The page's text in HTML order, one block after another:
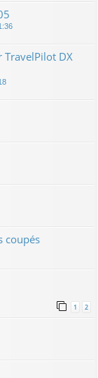
TravelPilot DX
coupés
1 2